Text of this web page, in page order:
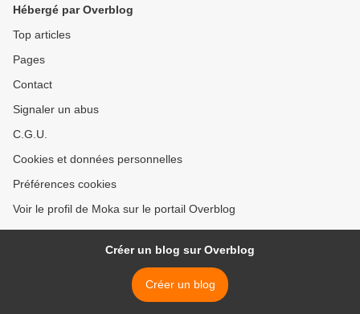
Hébergé par Overblog
Top articles
Pages
Contact
Signaler un abus
C.G.U.
Cookies et données personnelles
Préférences cookies
Voir le profil de Moka sur le portail Overblog
Créer un blog sur Overblog
Créer un blog